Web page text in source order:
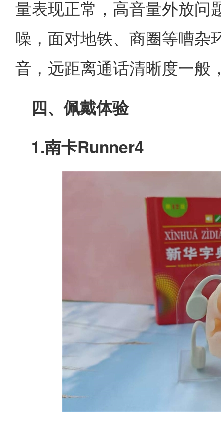
量表现正常，高音量外放问
噪，面对地铁、商圈等嘈杂
音，远距离通话清晰度一般
四、佩戴体验
1.南卡Runner4